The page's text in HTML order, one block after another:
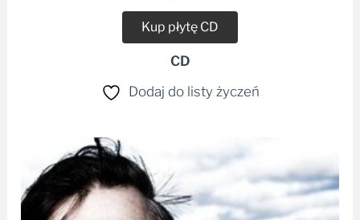
Kup płytę CD
CD
Dodaj do listy życzeń